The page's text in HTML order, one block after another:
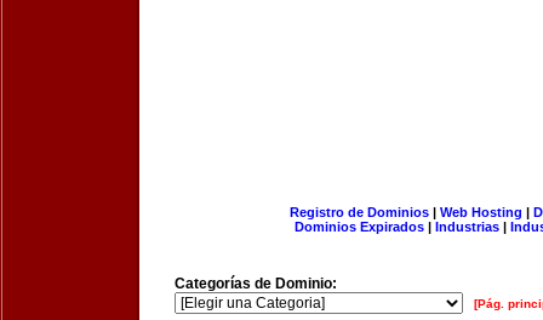
Registro de Dominios| Web Hosting |
Dominios Expirados | Industrias |
Categorías de Dominio:
[Pág.